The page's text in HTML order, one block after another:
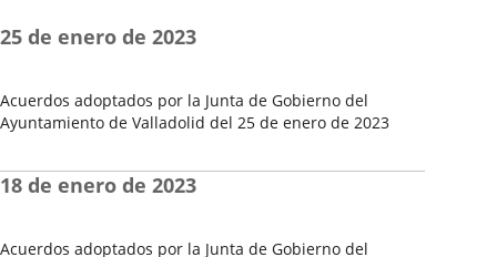
Acuerdos adoptados por la Junta de Gobierno del
Ayuntamiento de Valladolid del 25 de enero de 2023
de
la
25 de enero de 2023
Acuerdos adoptados por la Junta de Gobierno del
18 de enero de 2023